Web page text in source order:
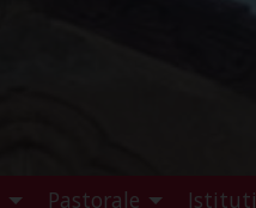
Pastorale Istituti